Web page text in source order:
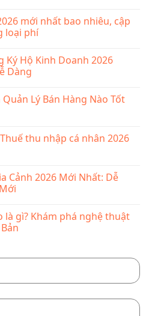
mới nhất bao nhiêu, cập
loại phí
Ký Hộ Kinh Doanh 2026
Dàng
Lý Bán Hàng Nào Tốt
thu nhập cá nhân 2026
Cảnh 2026 Mới Nhất: Dễ
là gì? Khám phá nghệ thuật